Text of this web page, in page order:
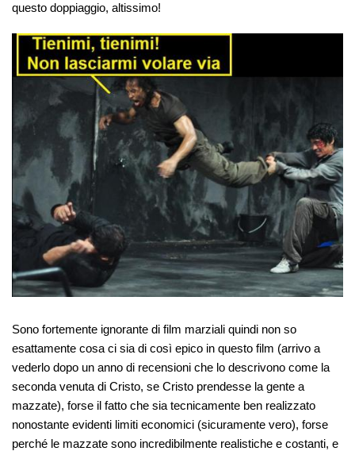
questo doppiaggio, altissimo!
Sono fortemente ignorante di film marziali quindi non so
esattamente cosa ci sia di così epico in questo film (arrivo a
vederlo dopo un anno di recensioni che lo descrivono come la
seconda venuta di Cristo, se Cristo prendesse la gente a
mazzate), forse il fatto che sia tecnicamente ben realizzato
nonostante evidenti limiti economici (sicuramente vero), forse
perché le mazzate sono incredibilmente realistiche e costanti, e